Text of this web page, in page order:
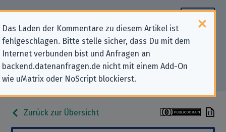
Das Laden der Kommentare zu diesem Artikel ist
fehlgeschlagen. Bitte stelle sicher, dass Du mit dem
Internet verbunden bist und Anfragen an
backend.datenanfragen.de nicht mit einem Add-On
wie uMatrix oder NoScript blockierst.
Datenschutz-Kontaktdaten für
„Avto parts serviz 86 eood“
Zurück zur Übersicht